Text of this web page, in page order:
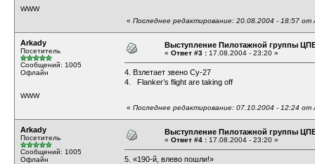
WWW
« Последнее редактирование: 20.08.2004 - 18:57 от
Arkady
Посетитель
Сообщений: 1005
Офлайн
WWW
Выступление Пилотажной группы
« Ответ #3 : 17.08.2004 - 23:20 »
4. Взлетает звено Су-27
4. Flanker’s flight are taking off
« Последнее редактирование: 07.10.2004 - 12:24 от
Arkady
Посетитель
Сообщений: 1005
Офлайн
Выступление Пилотажной группы
« Ответ #4 : 17.08.2004 - 23:20 »
5. «190-й, влево пошли!»